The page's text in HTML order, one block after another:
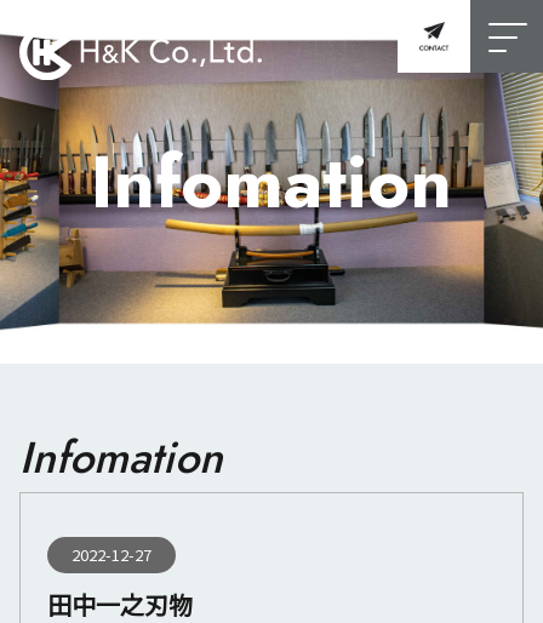
Infomation
Infomation
2022-12-27
田中一之刃物